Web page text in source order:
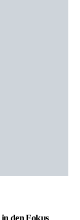
den Fokus